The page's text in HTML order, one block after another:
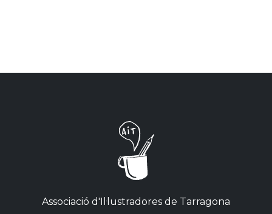
Associació d'Il·lustradores de Tarragona